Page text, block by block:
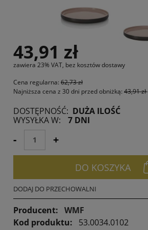
43,91 zł
zawiera 23% VAT, bez kosztów dostawy
Cena regularna: 62,73 zł
Najniższa cena z 30 dni przed obniżką: 43,91 zł
DOSTĘPNOŚĆ: DUŻA ILOŚĆ
WYSYŁKA W:
7 DNI
- +
DO KOSZYKA
DODAJ DO PRZECHOWALNI
Producent: WMF
Kod produktu:
53.0034.0102